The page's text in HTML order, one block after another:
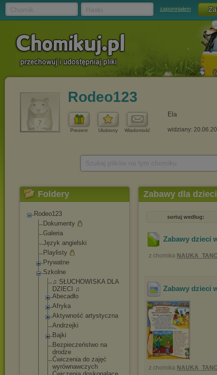
zapomniałem
Rodeo123
Prezent Ulubiony Wiadomość
Ela
widziany:
Foldery
Rodeo123
Dokumenty
Galeria
Język angielski
Playlisty
Prywatne
Szkolne
♫ SŁUCHOWISKA DLA
DZIECI ♫
Abecadło
Afryka
Aktywność artystyczna
Andrzejki
Bajki
Bezpieczeństwo na
drodze
Ćwiczenia do zajęć
wyrównawczych
Zabawy dla
sortuj według:
Zabawy dzieci
z chomika
Zabawy dzieci
z chomika